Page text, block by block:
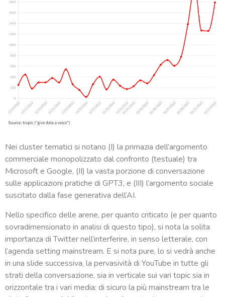
Nei cluster tematici si notano (I) la primazia dell’argomento
commerciale monopolizzato dal confronto (testuale) tra
Microsoft e Google, (II) la vasta porzione di conversazione
sulle applicazioni pratiche di GPT3, e (III) l’argomento sociale
suscitato dalla fase generativa dell’AI.
Nello specifico delle arene, per quanto criticato (e per quanto
sovradimensionato in analisi di questo tipo), si nota la solita
importanza di Twitter nell’interferire, in senso letterale, con
l’agenda setting mainstream. E si nota pure, lo si vedrà anche
in una slide successiva, la pervasività di YouTube in tutte gli
strati della conversazione, sia in verticale sui vari topic sia in
orizzontale tra i vari media: di sicuro la più mainstream tra le